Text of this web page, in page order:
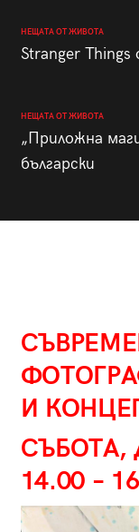
НЕЩАТА ОТ ЖИВОТА
Stranger
НЕЩАТА ОТ ЖИВОТА
„Приложна
български
И
СЪБОТА,
14.00 –